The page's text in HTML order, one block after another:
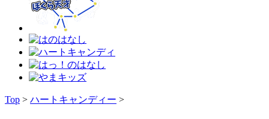
Top > ハートキャンディー >